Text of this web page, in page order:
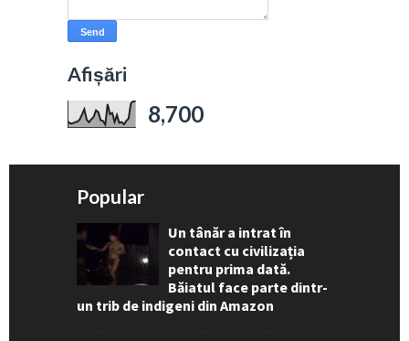
Afișări
8,700
Popular
Un tânăr a intrat în
contact cu civilizația
pentru prima dată.
Băiatul face parte dintr-
un trib de indigeni din Amazon